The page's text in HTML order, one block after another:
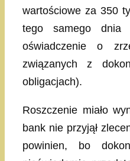
wartościowe za 350
tego samego dnia
oświadczenie o
związanych z
obligacjach).
Roszczenie miało
bank nie przyjął
powinien, bo